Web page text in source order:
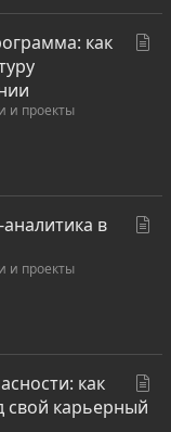
как
и проекты
аналитика в
и проекты
как
свой карьерный